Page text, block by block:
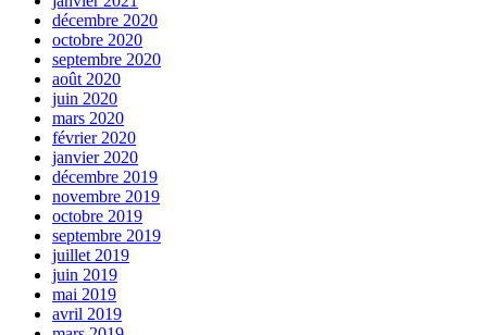
décembre 2020
octobre 2020
septembre 2020
août 2020
juin 2020
mars 2020
février 2020
janvier 2020
décembre 2019
novembre 2019
octobre 2019
septembre 2019
juillet 2019
juin 2019
mai 2019
avril 2019